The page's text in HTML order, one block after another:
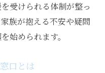
受けられる体制が整っ
族が抱える不安や疑問
始められます。
口とは